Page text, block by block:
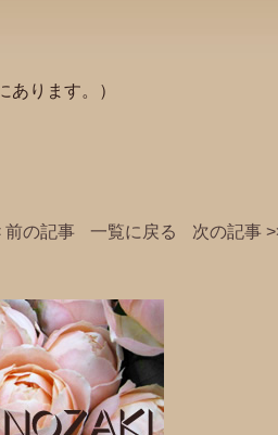
ります。）
前の記事 一覧に戻る 次の記事